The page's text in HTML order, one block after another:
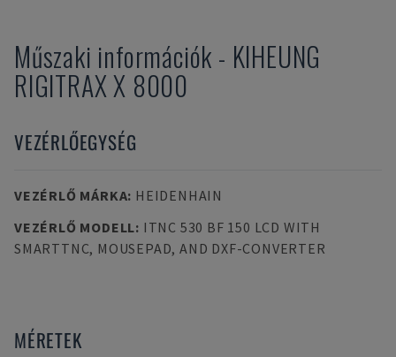
Műszaki információk - KIHEUNG
RIGITRAX X 8000
VEZÉRLŐEGYSÉG
VEZÉRLŐ MÁRKA: HEIDENHAIN
VEZÉRLŐ MODELL: ITNC 530 BF 150 LCD WITH
SMARTTNC, MOUSEPAD, AND DXF-CONVERTER
MÉRETEK